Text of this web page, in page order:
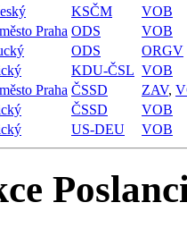
KSČM
VOB
Praha ODS
VOB
ODS
ORGV
KDU-ČSL VOB
Praha ČSSD ZAV,
ČSSD
VOB
US-DEU VOB